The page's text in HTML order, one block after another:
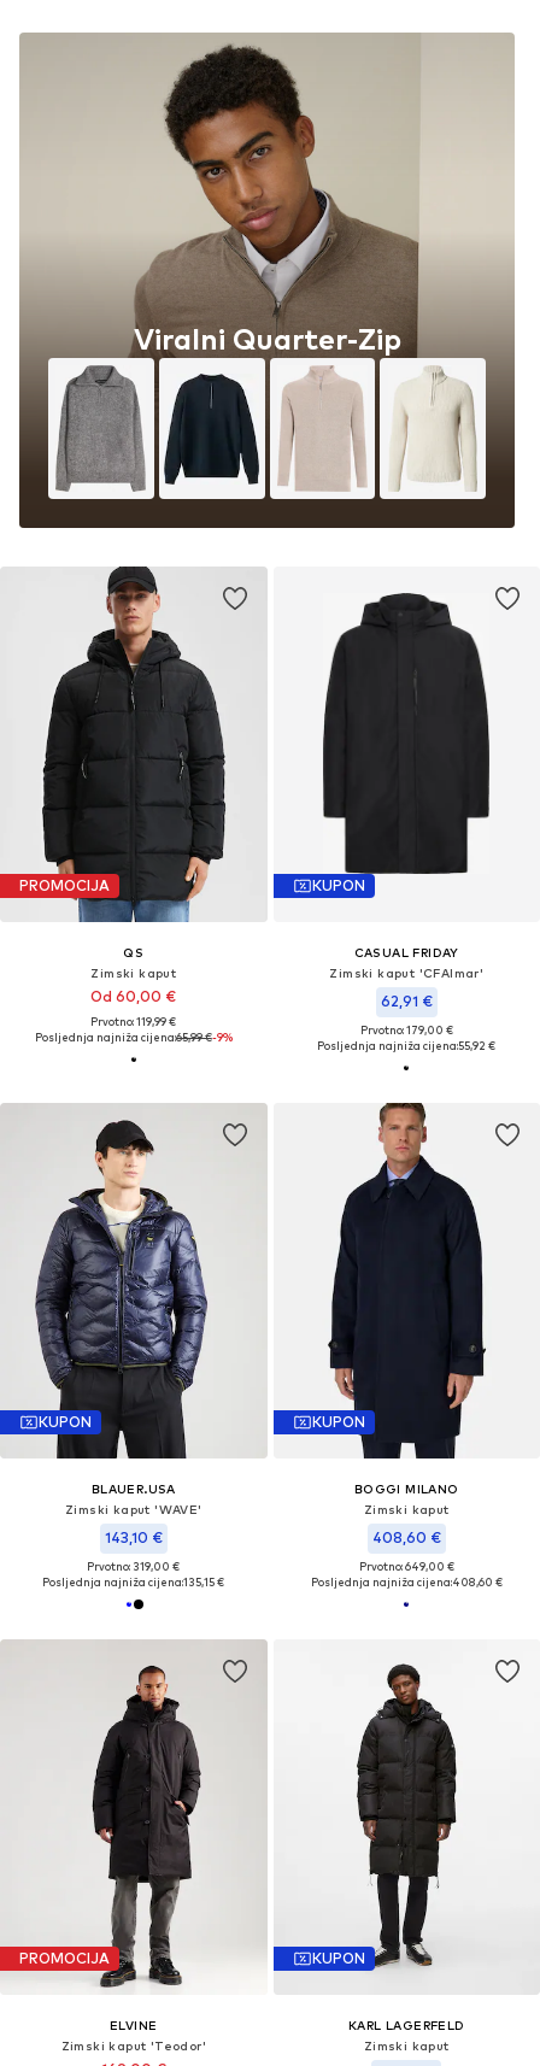
PROMOCIJA
QS
Zimski kaput
Od 60,00 €
Prvotno: 119,99 €
Posljednja najniža cijena:65,99 €-9%
KUPON
CASUAL FRIDAY
Zimski kaput 'CFAlmar'
62,91 €
Prvotno: 179,00 €
Posljednja najniža cijena:55,92 €
Viralni Quarter-Zip
KUPON
BLAUER.USA
Zimski kaput 'WAVE'
143,10 €
Prvotno: 319,00 €
Posljednja najniža cijena:135,15 €
KUPON
BOGGI MILANO
Zimski kaput
408,60 €
Prvotno: 649,00 €
Posljednja najniža cijena:408,60 €
PROMOCIJA
ELVINE
Zimski kaput 'Teodor'
KUPON
KARL LAGERFELD
Zimski kaput